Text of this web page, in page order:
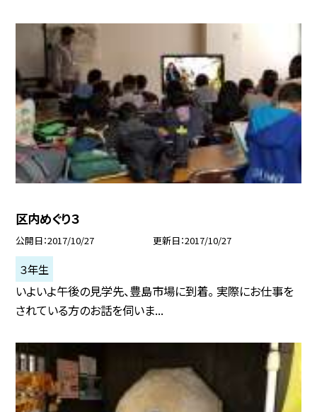
区内めぐり３
公開日 2017/10/27 更新日 2017/10/27
３年生
いよいよ午後の見学先、豊島市場に到着。 実際にお仕事を
されている方のお話を伺いま...